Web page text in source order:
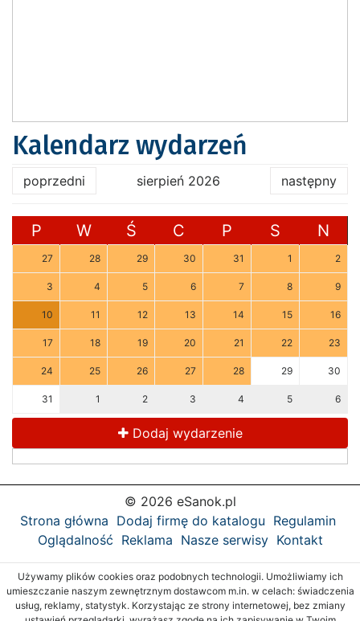
Kalendarz wydarzeń
poprzedni sierpień 2026 następny
P W Ś C P S N
27 28 29 30 31 1 2
3 4 5 6 7 8 9
10 11 12 13 14 15 16
17 18 19 20 21 22 23
24 25 26 27 28 29 30
31 1 2 3 4 5 6
Dodaj wydarzenie
© 2026 eSanok.pl
Strona główna Dodaj firmę do katalogu Regulamin
Oglądalność Reklama Nasze serwisy Kontakt
Używamy plików cookies oraz podobnych technologii. Umożliwiamy ich
umieszczanie naszym zewnętrznym dostawcom m.in. w celach: świadczenia
usług, reklamy, statystyk. Korzystając ze strony internetowej, bez zmiany